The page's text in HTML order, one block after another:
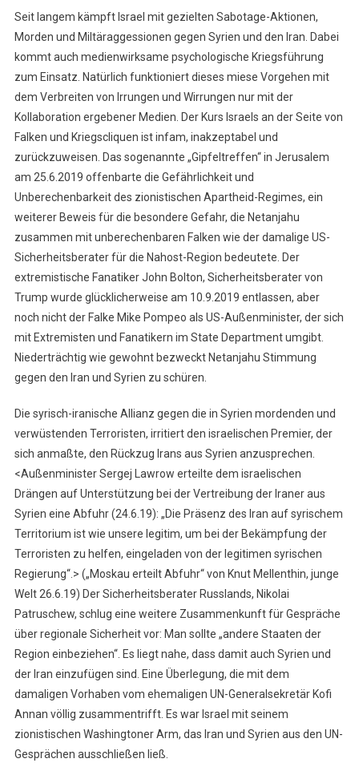
Seit langem kämpft Israel mit gezielten Sabotage-Aktionen,
Morden und Miltäraggessionen gegen Syrien und den Iran. Dabei
kommt auch medienwirksame psychologische Kriegsführung
zum Einsatz. Natürlich funktioniert dieses miese Vorgehen mit
dem Verbreiten von Irrungen und Wirrungen nur mit der
Kollaboration ergebener Medien. Der Kurs Israels an der Seite von
Falken und Kriegscliquen ist infam, inakzeptabel und
zurückzuweisen. Das sogenannte „Gipfeltreffen“ in Jerusalem
am 25.6.2019 offenbarte die Gefährlichkeit und
Unberechenbarkeit des zionistischen Apartheid-Regimes, ein
weiterer Beweis für die besondere Gefahr, die Netanjahu
zusammen mit unberechenbaren Falken wie der damalige US-
Sicherheitsberater für die Nahost-Region bedeutete. Der
extremistische Fanatiker John Bolton, Sicherheitsberater von
Trump wurde glücklicherweise am 10.9.2019 entlassen, aber
noch nicht der Falke Mike Pompeo als US-Außenminister, der sich
mit Extremisten und Fanatikern im State Department umgibt.
Niederträchtig wie gewohnt bezweckt Netanjahu Stimmung
gegen den Iran und Syrien zu schüren.
Die syrisch-iranische Allianz gegen die in Syrien mordenden und
verwüstenden Terroristen, irritiert den israelischen Premier, der
sich anmaßte, den Rückzug Irans aus Syrien anzusprechen.
<Außenminister Sergej Lawrow erteilte dem israelischen
Drängen auf Unterstützung bei der Vertreibung der Iraner aus
Syrien eine Abfuhr (24.6.19): „Die Präsenz des Iran auf syrischem
Territorium ist wie unsere legitim, um bei der Bekämpfung der
Terroristen zu helfen, eingeladen von der legitimen syrischen
Regierung“.> („Moskau erteilt Abfuhr“ von Knut Mellenthin, junge
Welt 26.6.19) Der Sicherheitsberater Russlands, Nikolai
Patruschew, schlug eine weitere Zusammenkunft für Gespräche
über regionale Sicherheit vor: Man sollte „andere Staaten der
Region einbeziehen“. Es liegt nahe, dass damit auch Syrien und
der Iran einzufügen sind. Eine Überlegung, die mit dem
damaligen Vorhaben vom ehemaligen UN-Generalsekretär Kofi
Annan völlig zusammentrifft. Es war Israel mit seinem
zionistischen Washingtoner Arm, das Iran und Syrien aus den UN-
Gesprächen ausschließen ließ.